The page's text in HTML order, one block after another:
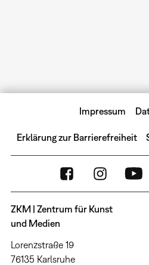
Impressum
Erklärung zur Barrierefreiheit
ZKM | Zentrum für Kunst
und Medien
Lorenzstraße 19
76135 Karlsruhe